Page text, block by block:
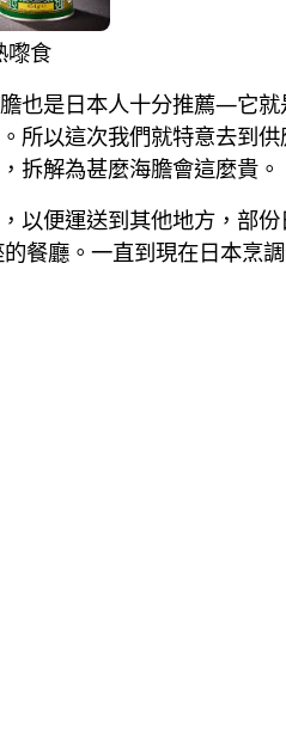
嚟食
也是日本人十分推薦—它
所以這次我們就特意去到
拆解為甚麼海膽會這麼貴。
以便運送到其他地方，部
餐廳。一直到現在日本烹